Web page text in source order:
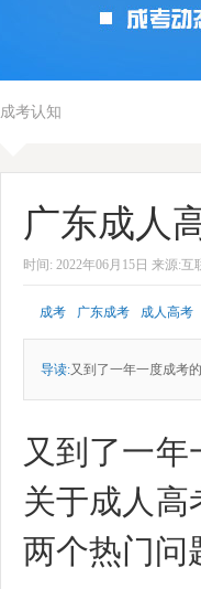
成考认知
广东成人
时间: 2022年06月15日 来源:互
成考 广东成考 成人高考
导读:又到了一年一度成考
又到了一
关于成人高
两个热门问